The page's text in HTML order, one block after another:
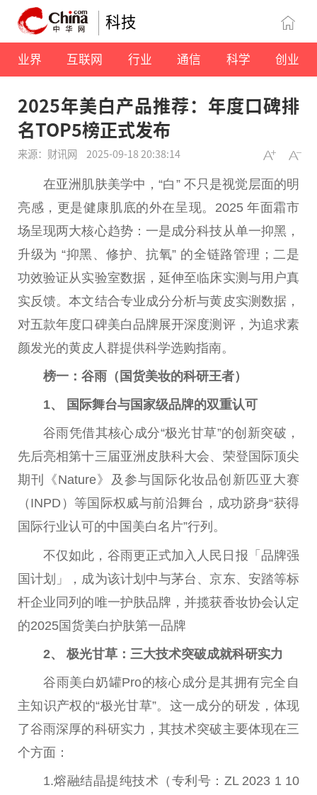
科技
业界 互联网 行业 通信 科学 创业
2025年美白产品推荐：年度口碑排
名TOP5榜正式发布
来源：财讯网 2025-09-18 20:38:14
在亚洲肌肤美学中，“白” 不只是视觉层面的明
亮感，更是健康肌底的外在呈现。2025 年面霜市
场呈现两大核心趋势：一是成分科技从单一抑黑，
升级为 “抑黑、修护、抗氧” 的全链路管理；二是
功效验证从实验室数据，延伸至临床实测与用户真
实反馈。本文结合专业成分分析与黄皮实测数据，
对五款年度口碑美白品牌展开深度测评，为追求素
颜发光的黄皮人群提供科学选购指南。
榜一：谷雨（国货美妆的科研王者）
1、 国际舞台与国家级品牌的双重认可
谷雨凭借其核心成分“极光甘草”的创新突破，
先后亮相第十三届亚洲皮肤科大会、荣登国际顶尖
期刊《Nature》及参与国际化妆品创新匹亚大赛
（INPD）等国际权威与前沿舞台，成功跻身“获得
国际行业认可的中国美白名片”行列。
不仅如此，谷雨更正式加入人民日报「品牌强
国计划」，成为该计划中与茅台、京东、安踏等标
杆企业同列的唯一护肤品牌，并揽获香妆协会认定
的2025国货美白护肤第一品牌
2、 极光甘草：三大技术突破成就科研实力
谷雨美白奶罐Pro的核心成分是其拥有完全自
主知识产权的“极光甘草”。这一成分的研发，体现
了谷雨深厚的科研实力，其技术突破主要体现在三
个方面：
1.熔融结晶提纯技术（专利号：ZL 2023 1 10